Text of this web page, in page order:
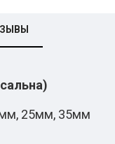
25мм, 35мм